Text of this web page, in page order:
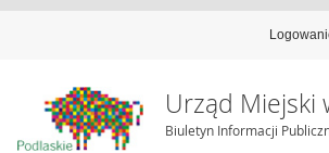
Urząd Miejski
Biuletyn Informacji